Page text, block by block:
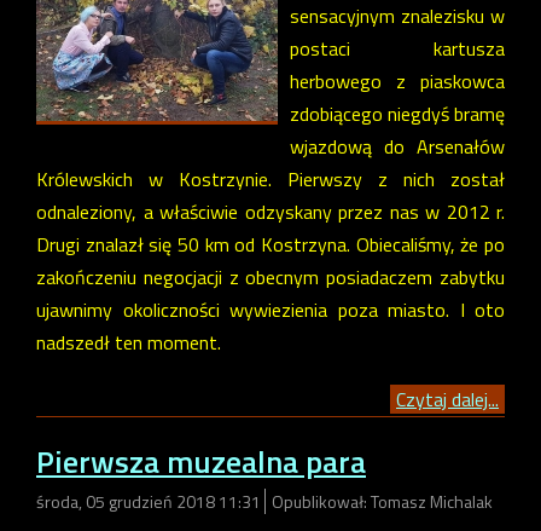
sensacyjnym znalezisku w
postaci kartusza
herbowego z piaskowca
zdobiącego niegdyś bramę
wjazdową do Arsenałów
Królewskich w Kostrzynie. Pierwszy z nich został
odnaleziony, a właściwie odzyskany przez nas w 2012 r.
Drugi znalazł się 50 km od Kostrzyna. Obiecaliśmy, że po
zakończeniu negocjacji z obecnym posiadaczem zabytku
ujawnimy okoliczności wywiezienia poza miasto. I oto
nadszedł ten moment.
Czytaj dalej...
Pierwsza muzealna para
środa, 05 grudzień 2018 11:31 Opublikował: Tomasz Michalak